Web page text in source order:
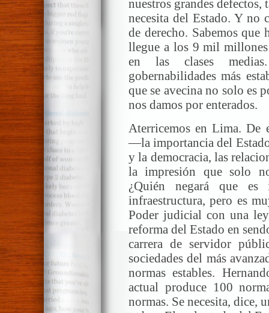
nuestros grandes defectos,
necesita del Estado. Y no
de derecho. Sabemos
llegue a los 9 mil
en las clases
gobernabilidades más
que se avecina no solo es
nos damos por enterados.
Aterricemos en Lima. De
—la importancia del
y la democracia, las
la impresión que solo
¿Quién negará que es
infraestructura, pero es
Poder judicial con una
reforma del Estado en
carrera de servidor
sociedades del más
normas estables.
actual produce 100
normas. Se necesita, dice,